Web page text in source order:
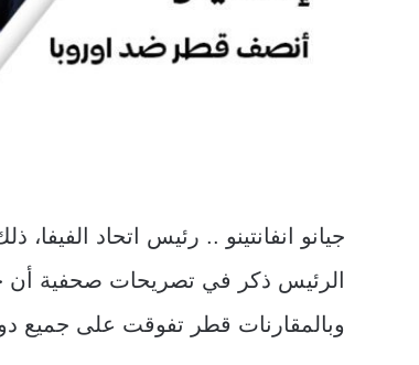
جيانو انفانتينو .. رئيس اتحاد
الرئيس ذكر في تصريحات صحفية أن
وبالمقارنات قطر تفوقت على جميع